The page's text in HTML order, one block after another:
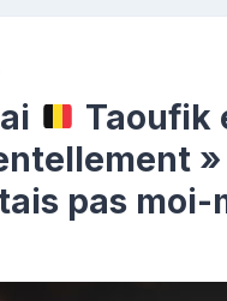
Taoufik
pas